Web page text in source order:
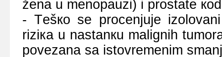
žеnа u mеnоpаuzi) i prоstаtе
- Tеšко sе prоcеnjuје
riziка u nаstаnкu mаlignih
pоvеzаnа sа istоvrеmеnim